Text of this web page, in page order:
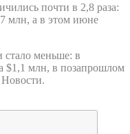
почти в 2,8 раза:
млн, а в этом июне
меньше: в
$1,1 млн, в позапрошлом